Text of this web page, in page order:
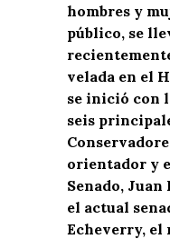
hombres y
público, se
velada en el
se inició con
seis
orientador y
Senado, Juan
el actual
Echeverry, el